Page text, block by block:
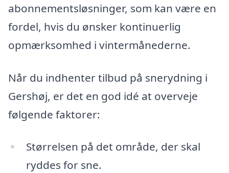
abonnementsløsninger, som kan være en
fordel, hvis du ønsker kontinuerlig
opmærksomhed i vintermånederne.
Når du indhenter tilbud på snerydning i
Gershøj, er det en god idé at overveje
følgende faktorer:
Størrelsen på det område, der skal
ryddes for sne.